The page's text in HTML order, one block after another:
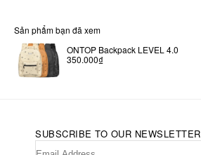
Sản phẩm bạn đã xem
ONTOP Backpack LEVEL 4.0
350.000₫
SUBSCRIBE TO OUR NEWSLETTER